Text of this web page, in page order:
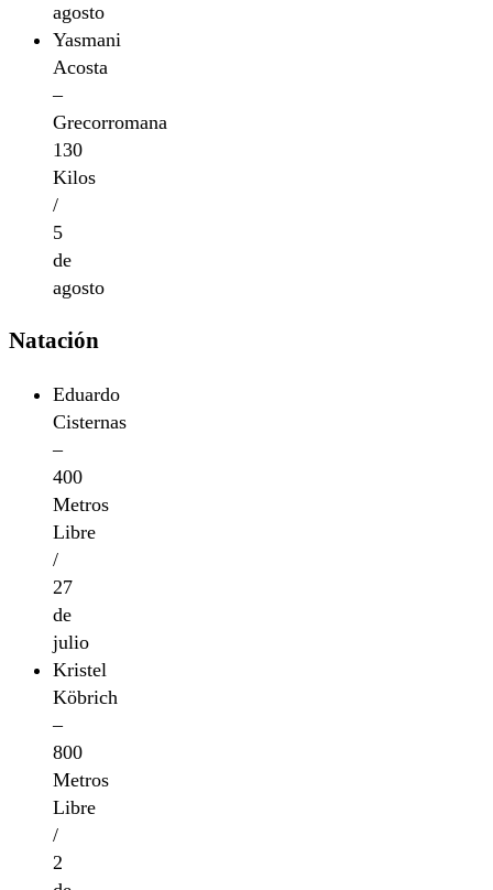
agosto
Yasmani
Acosta
–
Grecorromana
130
Kilos
/
5
de
agosto
Natación
Eduardo
Cisternas
–
400
Metros
Libre
/
27
de
julio
Kristel
Köbrich
–
800
Metros
Libre
/
2